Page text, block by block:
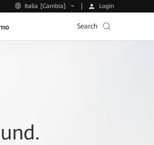
Italia [Cambia] Login
Search